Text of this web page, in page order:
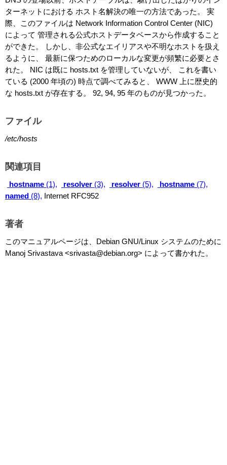
ターネットにおける ホスト名解決の唯一の方法であった。 実
際、このファイルは Network Information Control Center (NIC)
によって 管理される公式ホストデータベースから作成すること
ができた。 しかし、非公式なエイリアスや不明なホストを扱え
るように、 最新に保つためのローカルな変更が頻繁に必要とさ
れた。 NIC は既に hosts.txt を管理していないが、 これを書い
ている (2000 年頃の) 時点で調べてみると、 WWW 上に歴史的
な hosts.txt が存在する。 92, 94, 95 年のものが見つかった。
ファイル
/etc/hosts
関連項目
hostname (1), resolver (3), resolver (5), hostname (7),
named (8), Internet RFC952
著者
このマニュアルページは、Debian GNU/Linux システムのために
Manoj Srivastava <srivasta@debian.org> によって書かれた。